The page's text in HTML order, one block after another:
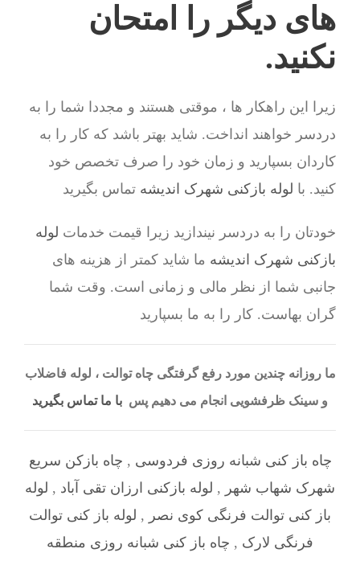
های دیگر را امتحان
نکنید.
زیرا این راهکار ها ، موقتی هستند و مجددا شما را به
دردسر خواهند انداخت. شاید بهتر باشد که کار را به
کاردان بسپارید و زمان خود را صرف تخصص خود
کنید. با لوله بازکنی شهرک اندیشه تماس بگیرید
خودتان را به دردسر نیندازید زیرا قیمت خدمات لوله
بازکنی شهرک اندیشه ما شاید کمتر از هزینه های
جانبی شما از نظر مالی و زمانی است. وقت شما
گران بهاست. کار را به ما بسپارید
ما روزانه چندین مورد رفع گرفتگی چاه توالت ، لوله فاضلاب
و سینک ظرفشویی انجام می دهیم پس با ما تماس بگیرید
چاه باز کنی شبانه روزی فردوسی , چاه بازکن سریع
شهرک شهاب شهر , لوله بازکنی ارزان تقی آباد , لوله
باز کنی توالت فرنگی کوی نصر , لوله باز کنی توالت
فرنگی لارک , چاه باز کنی شبانه روزی منطقه